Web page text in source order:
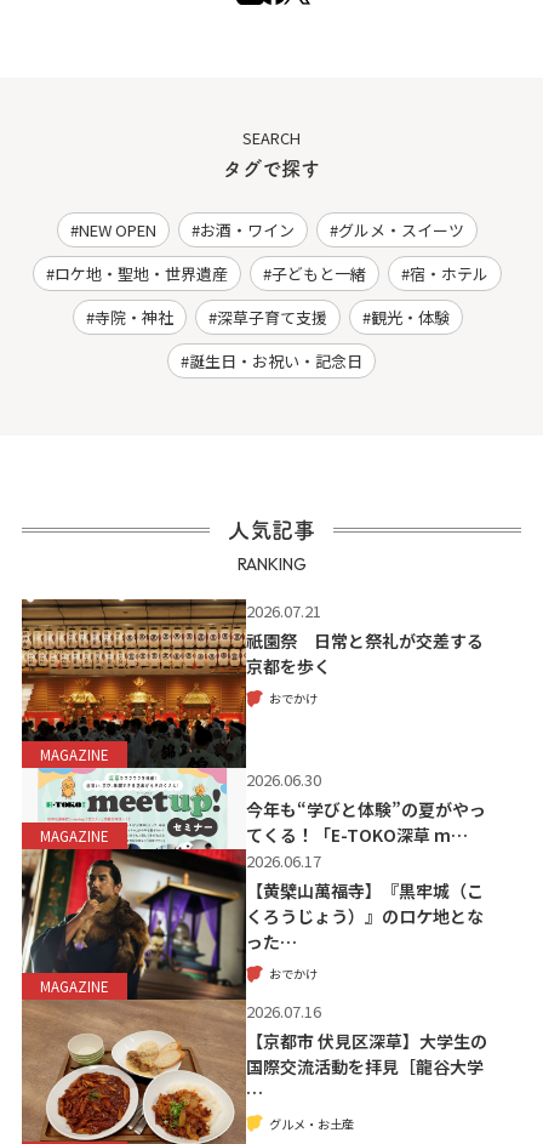
SEARCH
タグで探す
NEW OPEN お酒・ワイン
グルメ・スイーツ
ロケ地・聖地・世界遺産
子どもと一緒
宿・ホテル
寺院・神社
深草子育て支援
観光・体験
誕生日・お祝い・記念日
人気記事
RANKING
MAGAZINE
2026.07.21
祇園祭 日常と祭礼が交差する
京都を歩く
おでかけ
MAGAZINE
2026.06.30
今年も“学びと体験”の夏がやっ
てくる！「E-TOKO深草 m…
MAGAZINE
2026.06.17
【黄檗山萬福寺】『黒牢城（こ
くろうじょう）』のロケ地とな
った…
おでかけ
2026.07.16
【京都市 伏見区深草】大学生の
国際交流活動を拝見［龍谷大学
…
グルメ・お土産